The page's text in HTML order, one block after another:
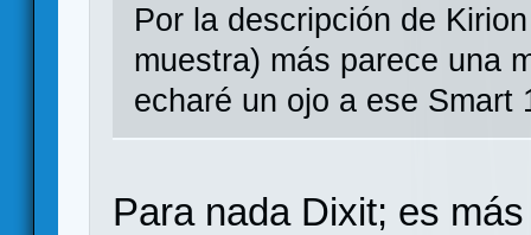
Por la descripción de
muestra) más parece una
echaré un ojo a ese Smart
Para nada Dixit; es